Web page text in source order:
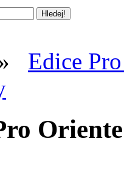
Edice
Oriente